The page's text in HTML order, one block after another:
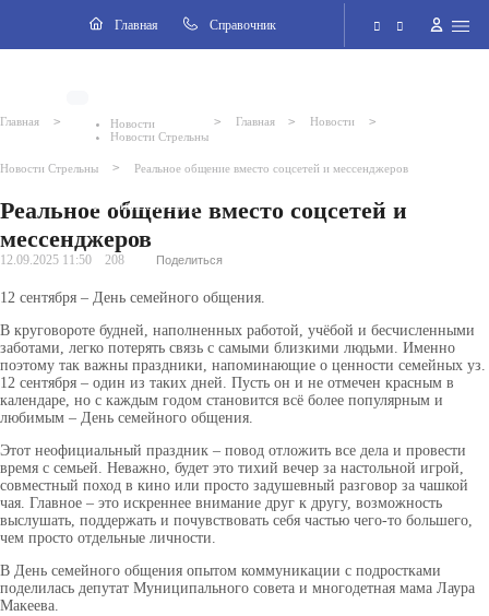
Главная Cправочник
Версия для слабовидящих
Поиск по сайту
ВКонтакте
Главная >
Новости
Новости Стрельны
> Главная > Новости >
Новости Стрельны > Реальное общение вместо соцсетей и мессенджеров
Реальное общение вместо соцсетей и
мессенджеров
12.09.2025 11:50 208 Поделиться
12 сентября – День семейного общения.
В круговороте будней, наполненных работой, учёбой и бесчисленными
заботами, легко потерять связь с самыми близкими людьми. Именно
поэтому так важны праздники, напоминающие о ценности семейных уз.
12 сентября – один из таких дней. Пусть он и не отмечен красным в
календаре, но с каждым годом становится всё более популярным и
любимым – День семейного общения.
Этот неофициальный праздник – повод отложить все дела и провести
время с семьей. Неважно, будет это тихий вечер за настольной игрой,
совместный поход в кино или просто задушевный разговор за чашкой
чая. Главное – это искреннее внимание друг к другу, возможность
выслушать, поддержать и почувствовать себя частью чего-то большего,
чем просто отдельные личности.
В День семейного общения опытом коммуникации с подростками
поделилась депутат Муниципального совета и многодетная мама Лаура
Макеева.